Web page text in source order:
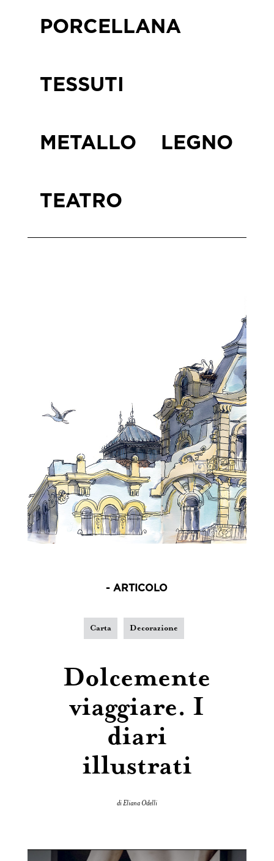
PORCELLANA
TESSUTI
METALLO LEGNO
TEATRO
- ARTICOLO
Carta Decorazione
Dolcemente
viaggiare. I
diari
illustrati
di Eliana Odelli